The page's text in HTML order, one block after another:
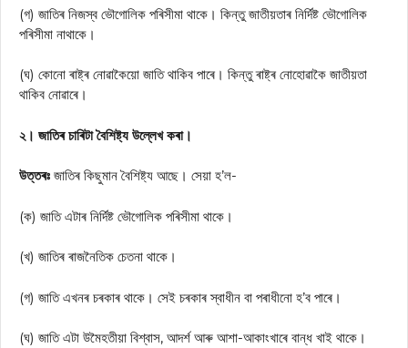
(গ) জাতিৰ নিজস্ব ভৌগোলিক পৰিসীমা থাকে। কিন্তু জাতীয়তাৰ নিৰ্দিষ্ট ভৌগোলিক
পৰিসীমা নাথাকে।
(ঘ) কোনো ৰাষ্ট্ৰ নোৱাকৈয়ো জাতি থাকিব পাৰে। কিন্তু ৰাষ্ট্ৰ নোহোৱাকৈ জাতীয়তা
থাকিব নোৱাৰে।
২। জাতিৰ চাৰিটা বৈশিষ্ট্য উল্লেখ কৰা।
উত্তৰঃ জাতিৰ কিছুমান বৈশিষ্ট্য আছে। সেয়া হ’ল-
(ক) জাতি এটাৰ নির্দিষ্ট ভৌগোলিক পৰিসীমা থাকে।
(খ) জাতিৰ ৰাজনৈতিক চেতনা থাকে।
(গ) জাতি এখনৰ চৰকাৰ থাকে। সেই চৰকাৰ স্বাধীন বা পৰাধীনো হ’ব পাৰে।
(ঘ) জাতি এটা উমৈহতীয়া বিশ্বাস, আদর্শ আৰু আশা-আকাংখাৰে বান্ধ খাই থাকে।